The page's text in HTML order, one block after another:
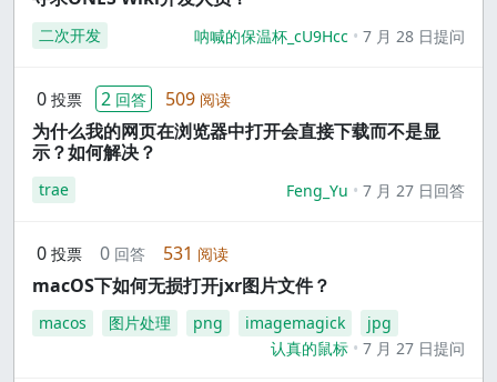
二次开发 呐喊的保温杯_cU9Hcc 7 月 28 日提问
0 投票 2 回答 509 阅读
为什么我的网页在浏览器中打开会直接下载而不是显
示？如何解决？
trae Feng_Yu 7 月 27 日回答
0 投票 0 回答 531 阅读
macOS下如何无损打开jxr图片文件？
macos 图片处理 png imagemagick
jpg
认真的鼠标
7 月 27 日提问